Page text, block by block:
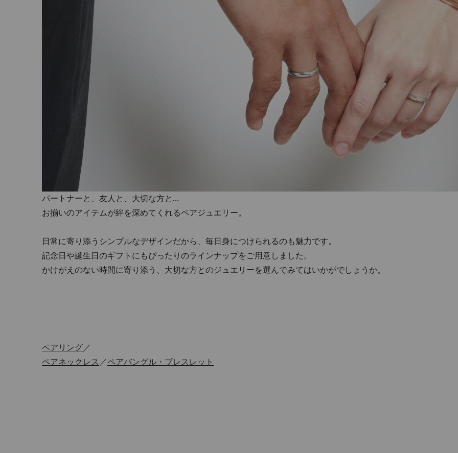
パートナーと、友人と、大切な方と…
お揃いのアイテムが絆を深めてくれるペアジュエリー。
日常に寄り添うシンプルなデザインだから、毎日身につけられるのも魅力です。
記念日や誕生日のギフトにもぴったりのラインナップをご用意しました。
かけがえのない時間に寄り添う、大切な方とのジュエリーを選んでみてはいかがでしょうか。
ペアリング ／
ペアネックレス ／ペアバングル・ブレスレット